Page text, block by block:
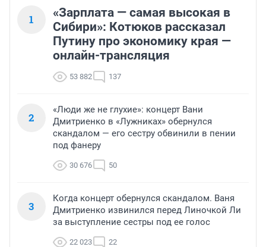
1
«Зарплата — самая высокая в
Сибири»: Котюков рассказал
Путину про экономику края —
онлайн-трансляция
53 882 137
2
«Люди же не глухие»: концерт Вани
Дмитриенко в «Лужниках» обернулся
скандалом — его сестру обвинили в пении
под фанеру
30 676 50
3
Когда концерт обернулся скандалом. Ваня
Дмитриенко извинился перед Линочкой Ли
за выступление сестры под ее голос
22 023 22